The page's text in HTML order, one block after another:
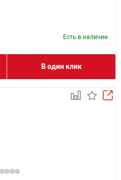
Есть в наличии
В один клик